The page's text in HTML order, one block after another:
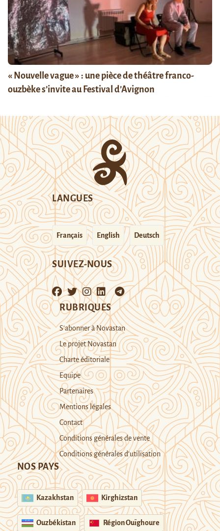
« Nouvelle vague » : une pièce de théâtre franco-
ouzbèke s’invite au Festival d’Avignon
LANGUES
Français English Deutsch
SUIVEZ-NOUS
RUBRIQUES
S’abonner à Novastan
Le projet Novastan
Charte éditoriale
Equipe
Partenaires
Mentions légales
Contact
Conditions générales de vente
Conditions générales d’utilisation
NOS PAYS
Kazakhstan Kirghizstan
Ouzbékistan Région Ouïghoure